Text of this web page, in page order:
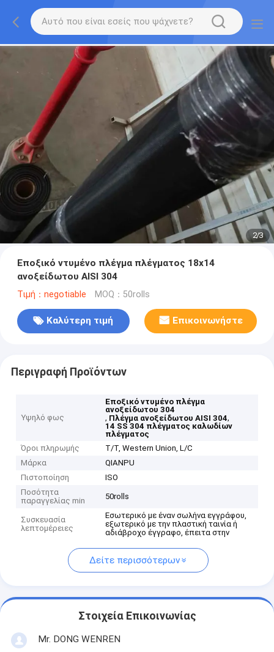
2/3
Εποξικό ντυμένο πλέγμα πλέγματος 18x14
ανοξείδωτου AISI 304
Τιμή：negotiable MOQ：50rolls
Καλύτερη τιμή Επικοινωνήστε
Περιγραφή Προϊόντων
Υψηλό φως
Εποξικό ντυμένο πλέγμα
ανοξείδωτου 304
, Πλέγμα ανοξείδωτου AISI 304,
14 SS 304 πλέγματος καλωδίων
πλέγματος
Όροι πληρωμής
T/T, Western Union, L/C
Μάρκα
QIANPU
Πιστοποίηση
ISO
Ποσότητα
παραγγελίας min
50rolls
Συσκευασία
λεπτομέρειες
Εσωτερικό με έναν σωλήνα εγγράφου,
εξωτερικό με την πλαστική ταινία ή
αδιάβροχο έγγραφο, έπειτα στην
Δείτε περισσότερων
Στοιχεία Επικοινωνίας
Mr. DONG WENREN